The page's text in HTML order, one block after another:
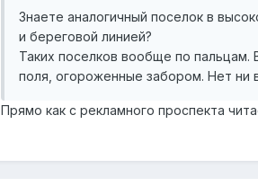
Знаете аналогичный поселок в
и береговой линией?
Таких поселков вообще по пальцам.
поля, огороженные забором. Нет ни
Прямо как с рекламного проспекта